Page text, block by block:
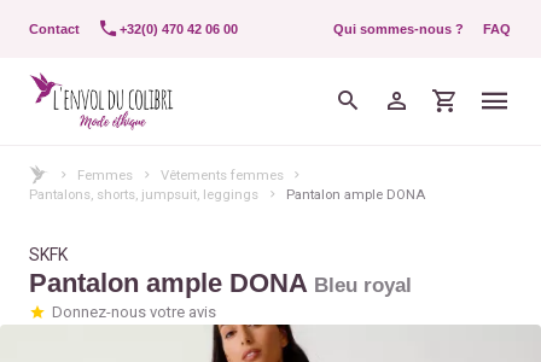
Contact +32(0) 470 42 06 00 Qui sommes-nous ? FAQ
Femmes
Vêtements femmes
Pantalons, shorts, jumpsuit, leggings
Pantalon ample DONA
SKFK
Pantalon ample DONA Bleu royal
Donnez-nous votre avis